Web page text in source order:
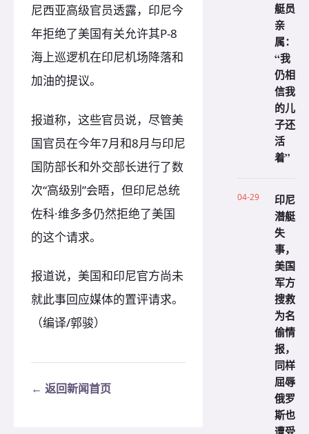
尼西亚高级官员透露，印尼今
年拒绝了美国有关允许其P-8
海上巡逻机在印尼机场降落和
加油的提议。
报道称，这些官员说，尽管美
国官员在今年7月和8月与印尼
国防部长和外交部长进行了数
次“高级别”会晤，但印尼总统
佐科·维多多仍然拒绝了美国
的这个请求。
报道说，美国和印尼官方尚未
就此事回应媒体的置评请求。
（编译/郭骏）
← 返回新闻首页
艇员
亲
属：
“我
仍相
信我
的儿
子还
活
着”
04-29
印尼
潜艇
失
事，
美国
军方
搜救
为名
偷情
报，
同样
屈辱
俄罗
斯也